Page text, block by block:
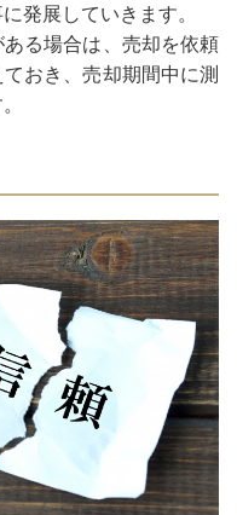
発展していきます。
る場合は、売却を依頼
おき、売却期間中に測